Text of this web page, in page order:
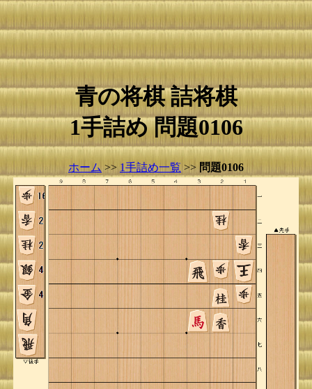
青の将棋 詰将棋
1手詰め 問題0106
ホーム >> 1手詰め一覧 >> 問題0106